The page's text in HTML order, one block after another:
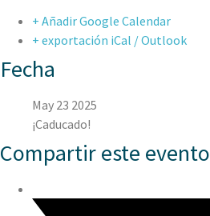
+ Añadir Google Calendar
+ exportación iCal / Outlook
Fecha
May 23 2025
¡Caducado!
Compartir este evento